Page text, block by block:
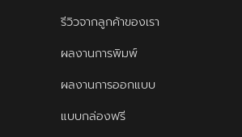
รีวิวจากลูกค้าของเรา
ผลงานการพิมพ์
ผลงานการออกแบบ
แบบกล่องฟรี